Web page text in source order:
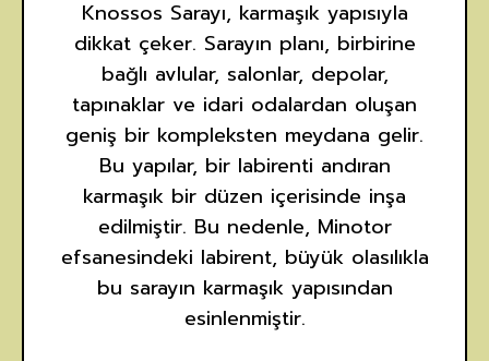
Knossos Sarayı, karmaşık yapısıyla
dikkat çeker. Sarayın planı, birbirine
bağlı avlular, salonlar, depolar,
tapınaklar ve idari odalardan oluşan
geniş bir kompleksten meydana gelir.
Bu yapılar, bir labirenti andıran
karmaşık bir düzen içerisinde inşa
edilmiştir. Bu nedenle, Minotor
efsanesindeki labirent, büyük olasılıkla
bu sarayın karmaşık yapısından
esinlenmiştir.